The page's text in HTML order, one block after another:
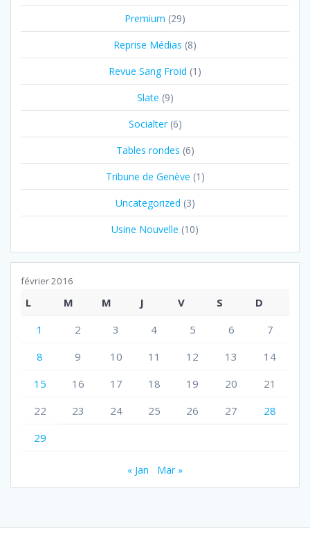
Premium (29)
Reprise Médias (8)
Revue Sang Froid (1)
Slate (9)
Socialter(6)
Tables rondes (6)
Tribune de Genève (1)
Uncategorized (3)
Usine Nouvelle (10)
février 2016
L M M J V S
D
1
2 3 4 5 6
7
8
9 10 11 12 13
14
15
16 17 18 19 20
21
22
23 24 25 26 27
28
29
« Jan Mar »